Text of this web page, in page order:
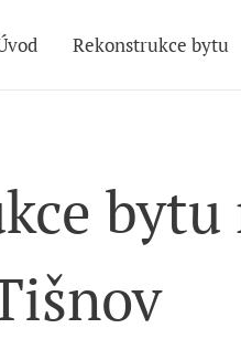
Rekonstrukce bytu